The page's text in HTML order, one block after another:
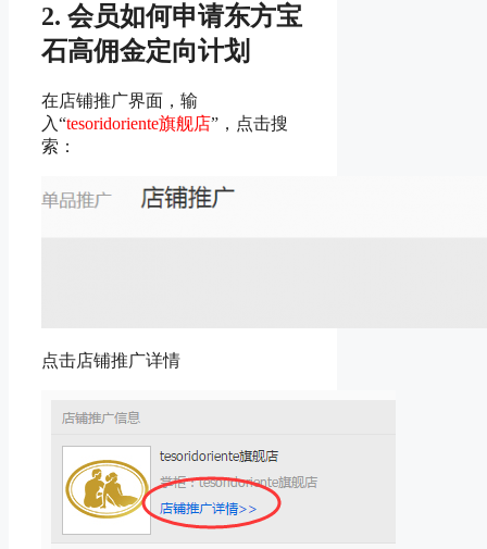
2. 会员如何申请东方宝
石高佣金定向计划
在店铺推广界面，输
入“tesoridoriente旗舰店”，点击搜
索：
点击店铺推广详情